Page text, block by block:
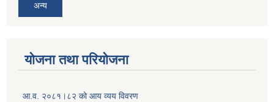
अन्य
योजना तथा परियोजना
आ.व. २०८१।८२ को आय व्यय विवरण